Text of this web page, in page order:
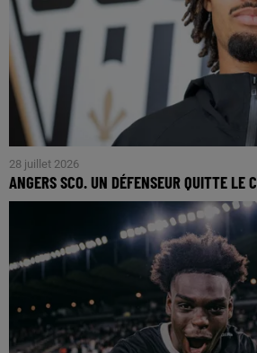
28 juillet 2026
ANGERS SCO. UN DÉFENSEUR QUITTE LE